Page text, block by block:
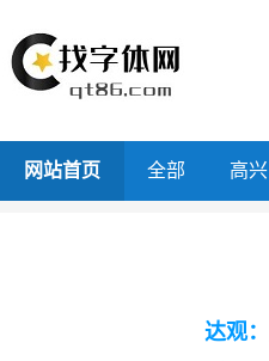
网站首页 全部 高兴
达观：